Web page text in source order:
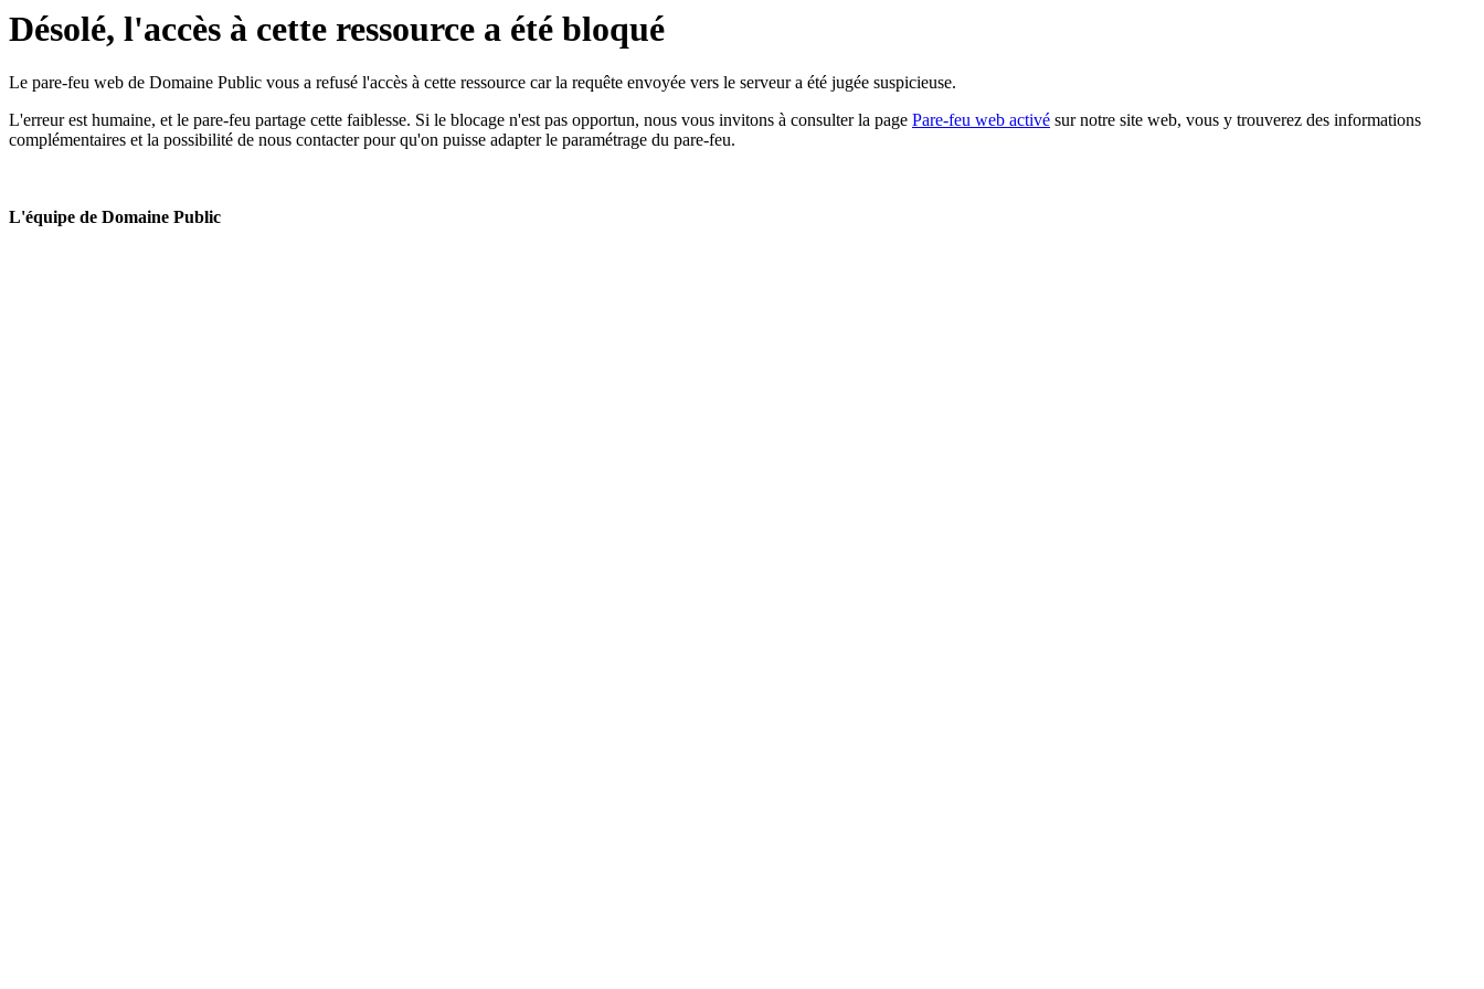
Désolé, l'accès à cette ressource a été bloqué
Le pare-feu web de Domaine Public vous a refusé l'accès à cette ressource car la requête envoyée vers le serveur a été jugée suspicieuse.
L'erreur est humaine, et le pare-feu partage cette faiblesse. Si le blocage n'est pas opportun, nous vous invitons à consulter la page Pare-feu web activé sur notre site web, vous y trouverez des informations
complémentaires et la possibilité de nous contacter pour qu'on puisse adapter le paramétrage du pare-feu.
L'équipe de Domaine Public